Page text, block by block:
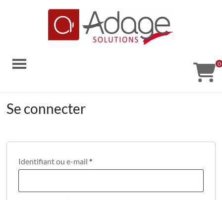
Adage
code-
0
Se connecter
Identifiant ou e-mail*Obligatoire